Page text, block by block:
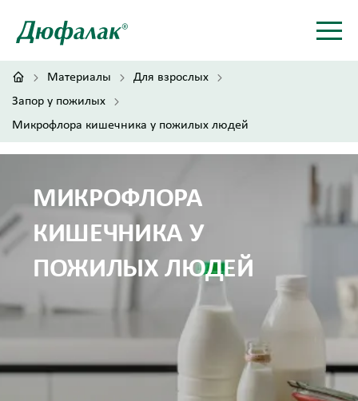
Материалы
Для взрослых
Запор у пожилых
Микрофлора кишечника у пожилых людей
МИКРОФЛОРА
КИШЕЧНИКА У
ПОЖИЛЫХ ЛЮДЕЙ